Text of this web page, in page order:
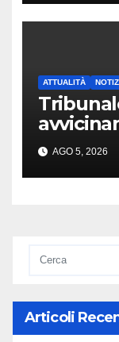
ATTUALITÀ
per i
AGO 5, 2026
Articoli